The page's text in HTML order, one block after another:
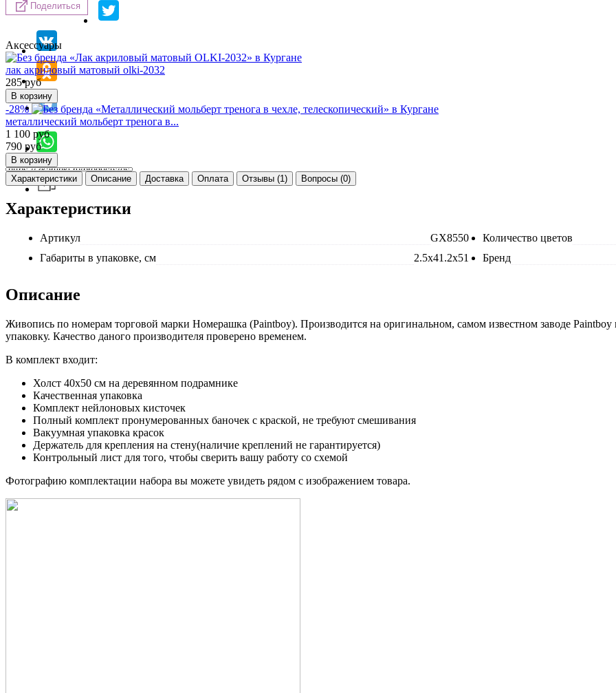
Поделиться
Аксессуары
лак акриловый матовый olki-2032
285 руб
-28%
металлический мольберт тренога в...
1 100 руб
790 руб
Характеристики Описание Доставка Оплата Отзывы (1) Вопросы (0)
Характеристики
Артикул GX8550 Количество цветов
Габариты в упаковке, см
2.5x41.2x51 Бренд
Описание
Живопись по номерам торговой марки Номерашка (Paintboy). Производится на оригинальном, самом известном заводе
упаковку. Качество даного производителя проверено временем.
В комплект входит:
Холст 40x50 см на деревянном подрамнике
Качественная упаковка
Комплект нейлоновых кисточек
Полный комплект пронумерованных баночек с краской, не требуют смешивания
Вакуумная упаковка красок
Держатель для крепления на стену(наличие креплений не гарантируется)
Контрольный лист для того, чтобы сверить вашу работу со схемой
Фотографию комплектации набора вы можете увидеть рядом с изображением товара.